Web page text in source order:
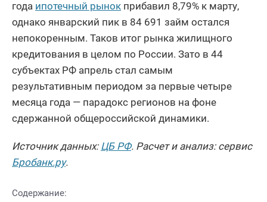
года ипотечный рынок прибавил 8,79% к марту,
однако январский пик в 84 691 займ остался
непокоренным. Таков итог рынка жилищного
кредитования в целом по России. Зато в 44
субъектах РФ апрель стал самым
результативным периодом за первые четыре
месяца года — парадокс регионов на фоне
сдержанной общероссийской динамики.
Источник данных: ЦБ РФ. Расчет и анализ: сервис
Бробанк.ру.
Содержание: